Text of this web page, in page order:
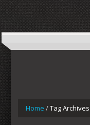
Home /Tag